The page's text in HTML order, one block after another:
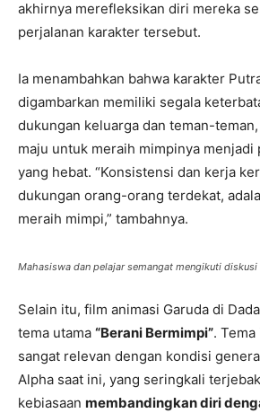
akhirnya merefleksikan diri mereka
perjalanan karakter tersebut.
Ia menambahkan bahwa karakter
digambarkan memiliki segala
dukungan keluarga dan teman-
maju untuk meraih mimpinya menjadi
yang hebat. “Konsistensi dan kerja
dukungan orang-orang terdekat,
meraih mimpi,” tambahnya.
Mahasiswa dan pelajar semangat mengikuti diskusi
Selain itu, film animasi Garuda di
tema utama “Berani Bermimpi”.
sangat relevan dengan kondisi
Alpha saat ini, yang seringkali
kebiasaan membandingkan diri